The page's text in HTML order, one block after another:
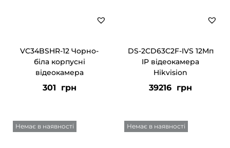
VC34BSHR-12 Чорно-
біла корпусні
відеокамера
301 грн
DS-2CD63C2F-IVS 12Мп
IP відеокамера
Hikvision
39216 грн
Немає в наявності Немає в наявності